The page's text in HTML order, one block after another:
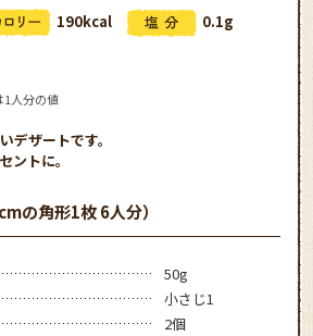
190kcal
0.1g
人分の値
デザートです。
ントに。
の角形1枚 6人分）
50g
小さじ1
2個